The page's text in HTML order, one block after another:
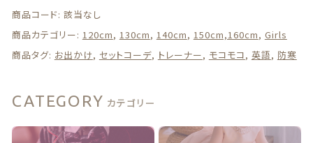
レ
ー
ー
ピ
ス
商品コード: 該当なし
商品カテゴリー: 120cm, 130cm, 140cm, 150cm,160cm, Girls
商品タグ: お出かけ, セットコーデ, トレーナー, モコモコ, 英語, 防寒
CATEGORY カテゴリー